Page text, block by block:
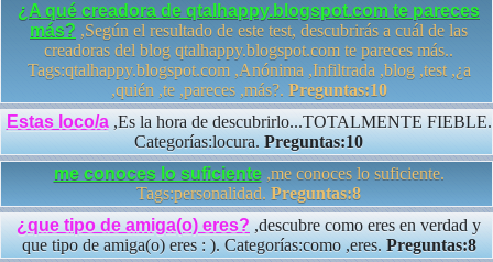
¿A qué creadora de qtalhappy.blogspot.com te pareces
más? ,Según el resultado de este test, descubrirás a cuál de las
creadoras del blog qtalhappy.blogspot.com te pareces más..
Tags:qtalhappy.blogspot.com ,Anónima ,Infiltrada ,blog ,test ,¿a
,quién ,te ,pareces ,más?. Preguntas:10
Estas loco/a,Es la hora de descubrirlo...TOTALMENTE FIEBLE.
Categorías:locura. Preguntas:10
me conoces lo suficiente,me conoces lo suficiente.
Tags:personalidad. Preguntas:8
¿que tipo de amiga(o) eres? ,descubre como eres en verdad y
que tipo de amiga(o) eres : ). Categorías:como ,eres. Preguntas:8